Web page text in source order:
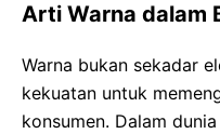
Arti Warna dalam
Warna bukan sekadar
kekuatan untuk
konsumen. Dalam